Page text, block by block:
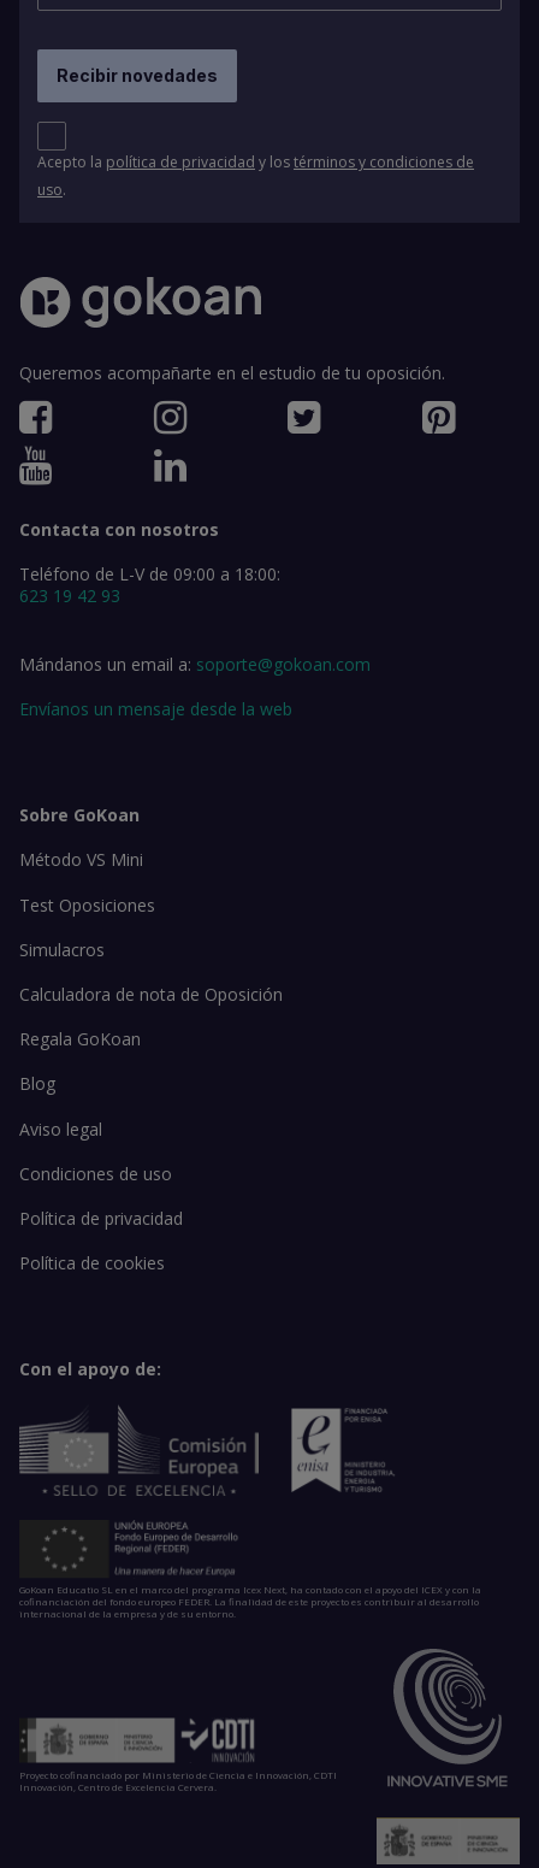
Acepto la política de privacidad y lostérminos y condiciones de
uso.
Queremos acompañarte en el estudio de tu oposición.
Contacta con nosotros
Teléfono de L-V de 09:00 a 18:00:
623 19 42 93
Mándanos un email a: soporte@gokoan.com
Envíanos un mensaje desde la web
Sobre GoKoan
Método VS Mini
Test Oposiciones
Simulacros
Calculadora de nota de Oposición
Regala GoKoan
Blog
Aviso legal
Condiciones de uso
Política de privacidad
Política de cookies
Con el apoyo de:
GoKoan Educatio SL en el marco del programa Icex Next, ha contado con el apoyo del ICEX y con la
cofinanciación del fondo europeo FEDER. La finalidad de este proyecto es contribuir al desarrollo
internacional de la empresa y de su entorno.
Proyecto cofinanciado por Ministerio de Ciencia e Innovación, CDTI
Innovación, Centro de Excelencia Cervera.